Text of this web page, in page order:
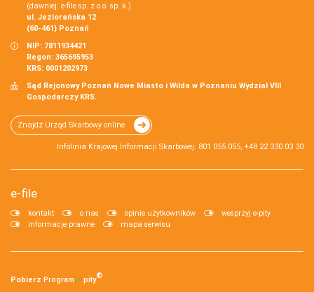
(dawniej: e-file sp. z o.o. sp. k.)
ul. Jeziorańska 12
(60-461) Poznań
NIP: 7811934421
Regon: 365695953
KRS: 0001202973
Sąd Rejonowy Poznań Nowe Miasto i Wilda w Poznaniu Wydział VIII
Gospodarczy KRS.
Znajdź Urząd Skarbowy online
Infolinia Krajowej Informacji Skarbowej: 801 055 055, +48 22 330 03 30
e-file
kontakt o nas opinie użytkowników
wesprzyj e-pity
informacje prawne
mapa serwisu
Pobierz Program e‑pity®